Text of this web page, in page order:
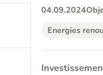
04.09.2024
Energies